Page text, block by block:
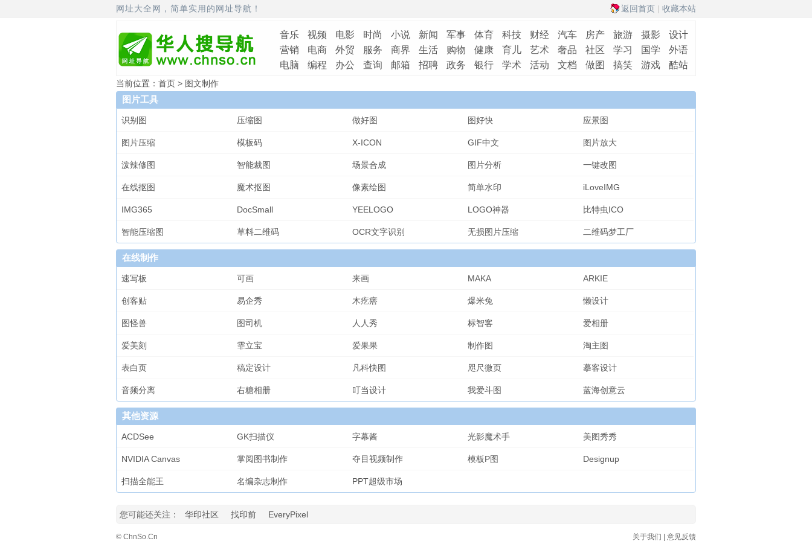
网址大全网，简单实用的网址导航！ 返回首页 | 收藏本站
音乐 视频 电影 时尚 小说 新闻 军事 体育 科技 财经 汽车 房产 旅游 摄影
设计
营销
电商 外贸 服务 商界 生活 购物 健康 育儿 艺术 奢品 社区 学习 国学
外语
电脑
编程 办公 查询 邮箱 招聘 政务 银行 学术 活动 文档 做图 搞笑 游戏 酷站
当前位置： 首页 > 图文制作
图片工具
识别图 压缩图 做好图 图好快 应景图
图片压缩 模板码 X-ICON GIF中文 图片放大
泼辣修图 智能裁图 场景合成 图片分析 一键改图
在线抠图 魔术抠图 像素绘图 简单水印 iLoveIMG
IMG365 DocSmall YEELOGO LOGO神器 比特虫ICO
智能压缩图 草料二维码 OCR文字识别 无损图片压缩 二维码梦工厂
在线制作
速写板 可画 来画 MAKA ARKIE
创客贴 易企秀 木疙瘩 爆米兔 懒设计
图怪兽 图司机 人人秀 标智客 爱相册
爱美刻 霏立宝 爱果果 制作图 淘主图
表白页 稿定设计 凡科快图 咫尺微页 摹客设计
音频分离 右糖相册 叮当设计 我爱斗图 蓝海创意云
其他资源
ACDSee GK扫描仪 字幕酱 光影魔术手 美图秀秀
NVIDIA Canvas 掌阅图书制作 夺目视频制作 模板P图 Designup
扫描全能王 名编杂志制作 PPT超级市场
您可能还关注： 华印社区 找印前 EveryPixel
© ChnSo.Cn 关于我们 意见反馈